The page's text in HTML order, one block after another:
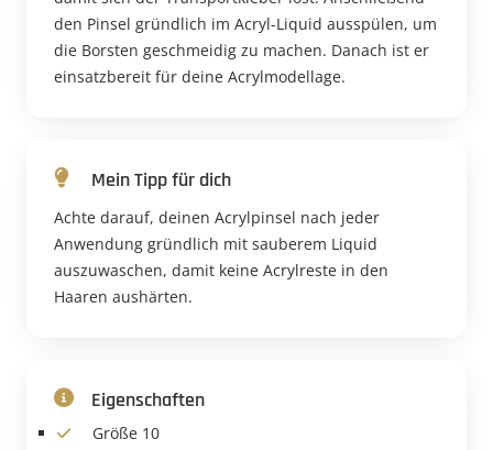
den Pinsel gründlich im Acryl-Liquid ausspülen, um
die Borsten geschmeidig zu machen. Danach ist er
einsatzbereit für deine Acrylmodellage.
Mein Tipp für dich
Achte darauf, deinen Acrylpinsel nach jeder
Anwendung gründlich mit sauberem Liquid
auszuwaschen, damit keine Acrylreste in den
Haaren aushärten.
Eigenschaften
Größe 10